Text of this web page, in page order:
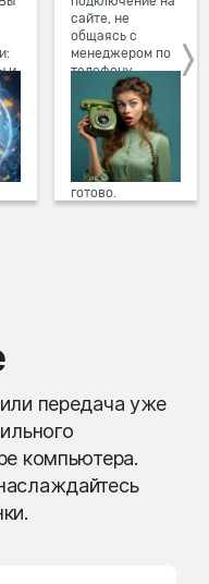
и
сайте, не
общаясь с
менеджером по
телефону.
Просто в три
клика заполните
форму заявки на
сайте, выберите
дату и время
подключения,
готово.
передача уже
компьютера.